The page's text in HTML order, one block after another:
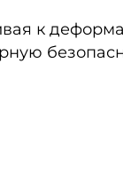
к